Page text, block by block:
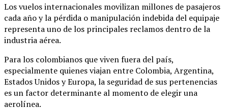
Los vuelos internacionales movilizan millones de pasajeros
cada año y la pérdida o manipulación indebida del equipaje
representa uno de los principales reclamos dentro de la
industria aérea.
Para los colombianos que viven fuera del país,
especialmente quienes viajan entre Colombia, Argentina,
Estados Unidos y Europa, la seguridad de sus pertenencias
es un factor determinante al momento de elegir una
aerolínea.